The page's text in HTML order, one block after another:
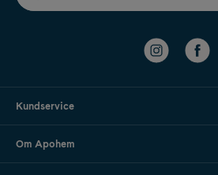
Kundservice
Om Apohem